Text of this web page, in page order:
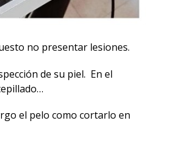
no presentar lesiones.
de su piel. En el
el pelo como cortarlo en